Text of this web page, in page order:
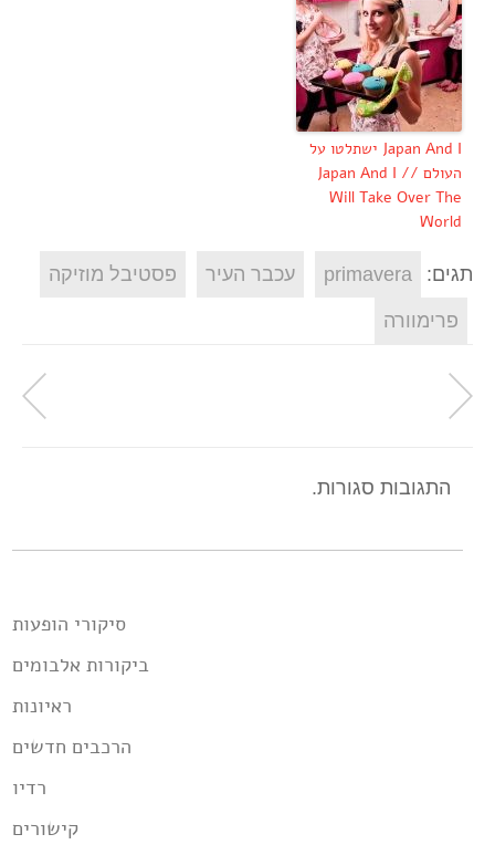
Japan And I ישתלטו על
העולם // Japan And I
Will Take Over The
World
תגים: primavera עכבר העיר פסטיבל מוזיקה
פרימוורה
התגובות סגורות.
סיקורי הופעות
ביקורות אלבומים
ראיונות
הרכבים חדשים
רדיו
קישורים